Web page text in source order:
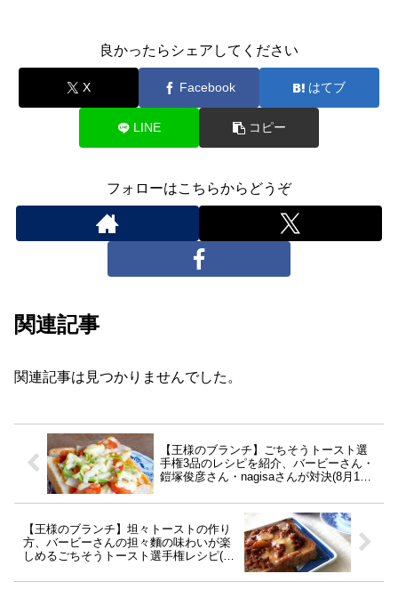
良かったらシェアしてください
X Facebook はてブ
LINE コピー
フォローはこちらからどうぞ
関連記事
関連記事は見つかりませんでした。
【王様のブランチ】ごちそうトースト選
手権3品のレシピを紹介、バービーさん・
鎧塚俊彦さん・nagisaさんが対決(8月15
【王様のブランチ】坦々トーストの作り
方、バービーさんの担々麵の味わいが楽
しめるごちそうトースト選手権レシピ(8